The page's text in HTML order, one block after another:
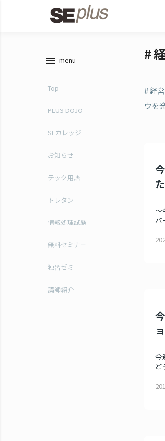
menu menu
Top
PLUS DOJO
SEカレッジ
お知らせ
テック用語
トレタン
情報処理試験
無料セミナー
独習ゼミ
講師紹介
#
# 経
ウを
～
バ
今
ど